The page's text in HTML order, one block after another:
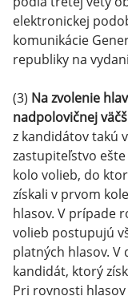
elektronickej
komunikácie
republiky na
(3) Na zvolenie
nadpolovičnej
z kandidátov takú
zastupiteľstvo
kolo volieb, do
získali v prvom
hlasov. V prípade
volieb postupujú
platných hlasov.
kandidát, ktorý
Pri rovnosti